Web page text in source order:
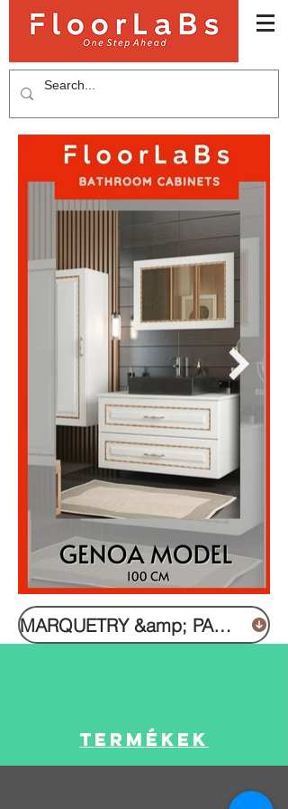
MARQUETRY &amp; PARKETTÁS TERMÉKKATALÓGUS LETÖLTÉSE
Termékek